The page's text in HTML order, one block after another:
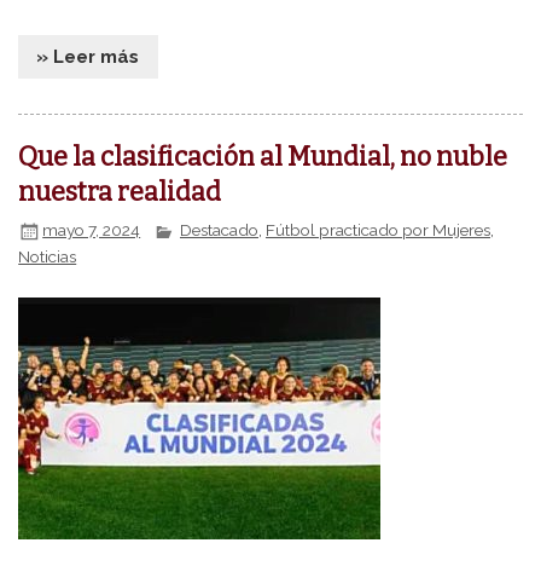
» Leer más
Que la clasificación al Mundial, no nuble
nuestra realidad
mayo 7, 2024 Destacado, Fútbol practicado por Mujeres,
Noticias